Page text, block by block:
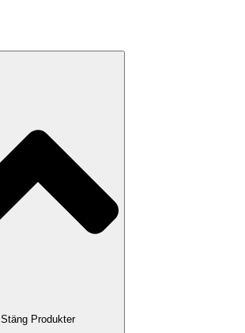
Stäng Produkter